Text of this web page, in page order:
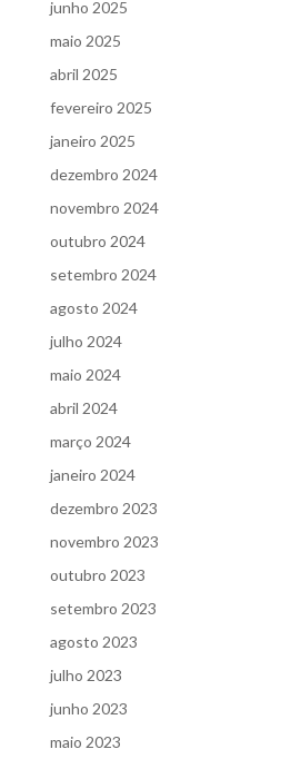
junho 2025
maio 2025
abril 2025
fevereiro 2025
janeiro 2025
dezembro 2024
novembro 2024
outubro 2024
setembro 2024
agosto 2024
julho 2024
maio 2024
abril 2024
março 2024
janeiro 2024
dezembro 2023
novembro 2023
outubro 2023
setembro 2023
agosto 2023
julho 2023
junho 2023
maio 2023